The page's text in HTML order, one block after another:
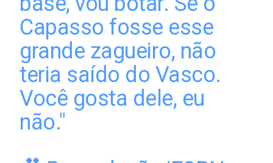
Capasso fosse esse
grande zagueiro, não
teria saído do Vasco.
Você gosta dele, eu
não."